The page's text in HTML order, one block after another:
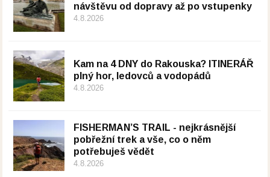
návštěvu od dopravy až po vstupenky
4.8.2026
Kam na 4 DNY do Rakouska? ITINERÁŘ
plný hor, ledovců a vodopádů
4.8.2026
FISHERMAN’S TRAIL - nejkrásnější
pobřežní trek a vše, co o něm
potřebuješ vědět
4.8.2026